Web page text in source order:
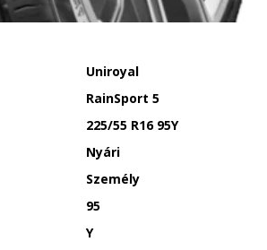
Uniroyal
RainSport 5
225/55 R16 95Y
Nyári
Személy
95
Y